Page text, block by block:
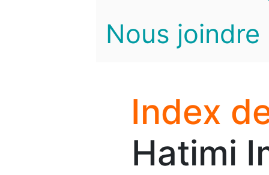
Nous joindre
Index
Hatimi